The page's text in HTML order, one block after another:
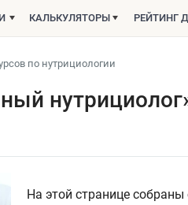
КАЛЬКУЛЯТОРЫ РЕЙТИНГ
по нутрициологии
На этой странице